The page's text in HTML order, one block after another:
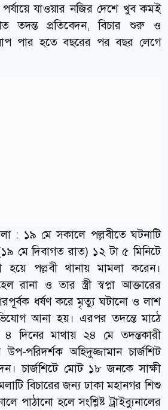
পর্যায়ে যাওয়ার নজির দেশে খুব কমই
তদন্ত প্রতিবেদন, বিচার শুরু ও
ধাপ পার হতে বছরের পর বছর লেগে
: ১৯ মে সকালে পল্লবীতে ঘটনাটি
মে দিবাগত রাত) ১২ টা ৫ মিনিটে
হয়ে পল্লবী থানায় মামলা করেন।
রানা ও তার স্ত্রী স্বপ্না আক্তারের
ধর্ষণ করে মৃত্যু ঘটানো ও লাশ
আনা হয়। এরপর তদন্তে মাঠে
দিনের মাথায় ২৪ মে তদন্তকারী
উপ-পরিদর্শক অহিদুজ্জামান চার্জশিট
চার্জশিটে মোট ১৮ জনকে সাক্ষী
বিচারের জন্য ঢাকা মহানগর শিশু
পাঠানো হলে সংশ্লিষ্ট ট্রাইব্যুনালের